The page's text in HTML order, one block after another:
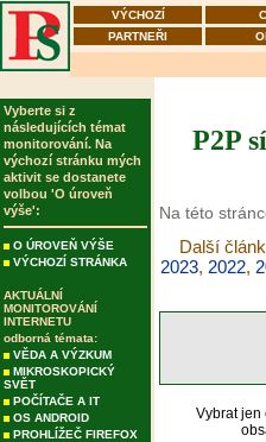
VÝCHOZÍ
PARTNEŘI
Vyberte si z
následujících témat
monitorování. Na
výchozí stránku mých
aktivit se dostanete
volbou 'O úroveň
výše':
O ÚROVEŇ VÝŠE
VÝCHOZÍ STRÁNKA
AKTUÁLNÍ
MONITOROVÁNÍ
INTERNETU
odborná témata:
VĚDA A VÝZKUM
MIKROSKOPICKÝ
SVĚT
POČÍTAČE A IT
OS ANDROID
PROHLÍŽEČ FIREFOX
P2P
Na této
Další
2023, 2022,
Vybrat jen